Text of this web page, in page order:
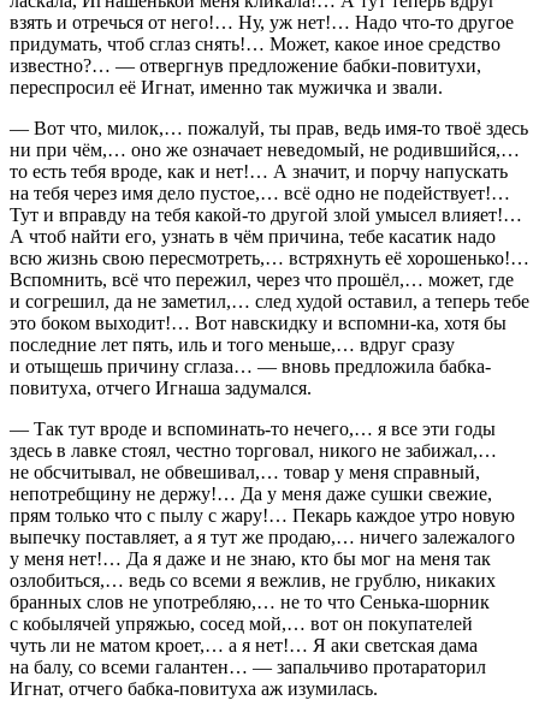
взять и отречься от него!… Ну, уж нет!… Надо что-то другое
придумать, чтоб сглаз снять!… Может, какое иное средство
известно?… — отвергнув предложение бабки-повитухи,
переспросил её Игнат, именно так мужичка и звали.
— Вот что, милок,… пожалуй, ты прав, ведь имя-то твоё здесь
ни при чём,… оно же означает неведомый, не родившийся,…
то есть тебя вроде, как и нет!… А значит, и порчу напускать
на тебя через имя дело пустое,… всё одно не подействует!…
Тут и вправду на тебя какой-то другой злой умысел влияет!…
А чтоб найти его, узнать в чём причина, тебе касатик надо
всю жизнь свою пересмотреть,… встряхнуть её хорошенько!…
Вспомнить, всё что пережил, через что прошёл,… может, где
и согрешил, да не заметил,… след худой оставил, а теперь тебе
это боком выходит!… Вот навскидку и вспомни-ка, хотя бы
последние лет пять, иль и того меньше,… вдруг сразу
и отыщешь причину сглаза… — вновь предложила бабка-
повитуха, отчего Игнаша задумался.
— Так тут вроде и вспоминать-то нечего,… я все эти годы
здесь в лавке стоял, честно торговал, никого не забижал,…
не обсчитывал, не обвешивал,… товар у меня справный,
непотребщину не держу!… Да у меня даже сушки свежие,
прям только что с пылу с жару!… Пекарь каждое утро новую
выпечку поставляет, а я тут же продаю,… ничего залежалого
у меня нет!… Да я даже и не знаю, кто бы мог на меня так
озлобиться,… ведь со всеми я вежлив, не грублю, никаких
бранных слов не употребляю,… не то что Сенька-шорник
с кобылячей упряжью, сосед мой,… вот он покупателей
чуть ли не матом кроет,… а я нет!… Я аки светская дама
на балу, со всеми галантен… — запальчиво протараторил
Игнат, отчего бабка-повитуха аж изумилась.